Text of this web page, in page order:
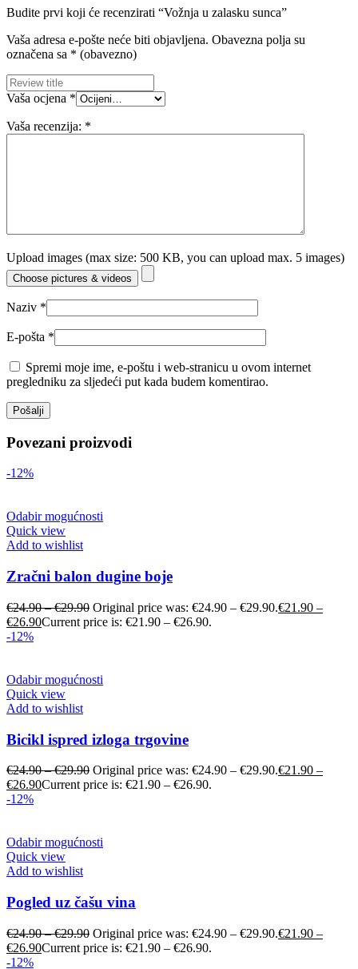
Budite prvi koji će recenzirati “Vožnja u zalasku sunca”
Vaša adresa e-pošte neće biti objavljena. Obavezna polja su
označena sa * (obavezno)
Vaša ocjena *
Vaša recenzija: *
Upload images (max size: 500 KB, you can upload max. 5 images)
Choose pictures & videos
Naziv *
E-pošta *
Spremi moje ime, e-poštu i web-stranicu u ovom internet
pregledniku za sljedeći put kada budem komentirao.
Povezani proizvodi
-12%
Odabir mogućnosti
Quick view
Add to wishlist
Zračni balon dugine boje
€24.90–€29.90 Original price was: €24.90 – €29.90.€21.90 –
€26.90Current price is: €21.90 – €26.90.
-12%
Odabir mogućnosti
Quick view
Add to wishlist
Bicikl ispred izloga trgovine
€24.90–€29.90 Original price was: €24.90 – €29.90.€21.90 –
€26.90Current price is: €21.90 – €26.90.
-12%
Odabir mogućnosti
Quick view
Add to wishlist
Pogled uz čašu vina
€24.90–€29.90 Original price was: €24.90 – €29.90.€21.90 –
€26.90Current price is: €21.90 – €26.90.
-12%